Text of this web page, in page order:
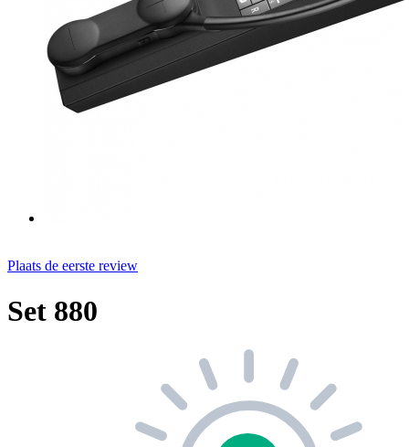
Plaats de eerste review
Set 880